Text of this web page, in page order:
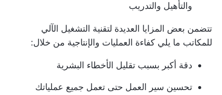
والتأهيل والتدريب
تتضمن بعض المزايا العديدة لتقنية التشغيل الآلي
للمكاتب ما يلي كفاءة العمليات والإنتاجية من خلال:
دقة أكبر بسبب تقليل الأخطاء البشرية
تحسين سير العمل حتى تعمل جميع عملياتك